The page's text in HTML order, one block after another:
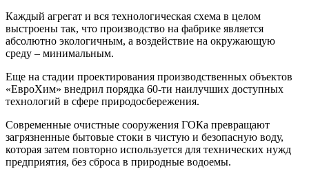
Каждый агрегат и вся технологическая схема в целом
выстроены так, что производство на фабрике является
абсолютно экологичным, а воздействие на окружающую
среду – минимальным.
Еще на стадии проектирования производственных объектов
«ЕвроХим» внедрил порядка 60-ти наилучших доступных
технологий в сфере природосбережения.
Современные очистные сооружения ГОКа превращают
загрязненные бытовые стоки в чистую и безопасную воду,
которая затем повторно используется для технических нужд
предприятия, без сброса в природные водоемы.